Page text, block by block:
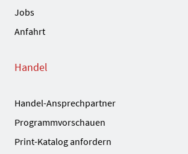
Jobs
Anfahrt
Handel
Handel-Ansprechpartner
Programmvorschauen
Print-Katalog anfordern